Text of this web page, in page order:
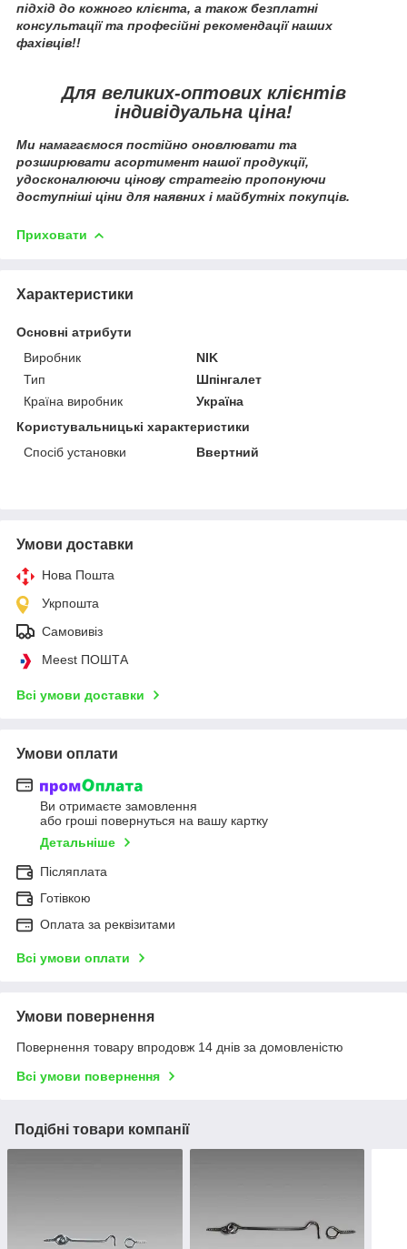
підхід до кожного клієнта, а також безплатні
консультації та професійні рекомендації наших
фахівців!!
Для великих-оптових клієнтів
індивідуальна ціна!
Ми намагаємося постійно оновлювати та
розширювати асортимент нашої продукції,
удосконалюючи цінову стратегію пропонуючи
доступніші ціни для наявних і майбутніх покупців.
Приховати
Характеристики
Основні атрибути
Виробник
NIK
Тип
Шпінгалет
Країна виробник
Україна
Користувальницькі характеристики
Спосіб установки
Ввертний
Умови доставки
Нова Пошта
Укрпошта
Самовивіз
Meest ПОШТА
Всі умови доставки
Умови оплати
Ви отримаєте замовлення
або гроші повернуться на вашу картку
Детальніше
Післяплата
Готівкою
Оплата за реквізитами
Всі умови оплати
Умови повернення
Повернення товару впродовж 14 днів за домовленістю
Всі умови повернення
Подібні товари компанії